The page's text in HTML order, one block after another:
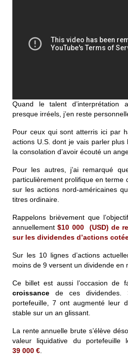
Quand le talent d’interprétation
presque irréels, j’en reste
Pour ceux qui sont atterris ici par
actions U.S. dont je vais parler
la consolation d’avoir écouté un
Pour les autres, j’ai remarqué
particulièrement prolifique en terme
sur les actions nord-américaines
titres ordinaire.
Rappelons brièvement que
annuellement$10 000
(USD) de
sur les dividendes d’actions
Sur les 10 lignes d’actions
moins de 9 versent un dividende en
Ce billet est aussi l’occasion de
croissance de ces
portefeuille, 7 ont augmenté leur
stable sur un an glissant.
La rente annuelle brute s’élève
valeur liquidative du portefeuille
39 000 €.